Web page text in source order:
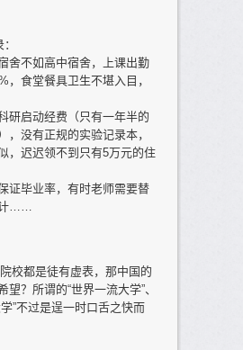
不如高中宿舍，上课出勤
，食堂餐具卫生不堪入目，
启动经费（只有一年半的
，没有正规的实验记录本，
，迟迟领不到只有5万元的住
毕业率，有时老师需要替
计……
校都是徒有虚表，那中国的
望？所谓的“世界一流大学”、
”不过是逞一时口舌之快而